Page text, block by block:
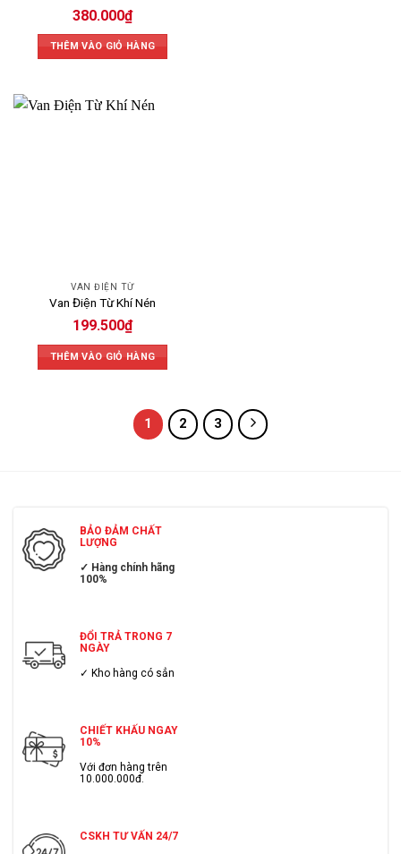
380.000₫
THÊM VÀO GIỎ HÀNG
VAN ĐIỆN TỪ
Van Điện Từ Khí Nén
199.500₫
THÊM VÀO GIỎ HÀNG
1 2 3
BẢO ĐẢM CHẤT
LƯỢNG
✓ Hàng chính hãng
100%
ĐỔI TRẢ TRONG 7
NGÀY
✓ Kho hàng có sẳn
CHIẾT KHẤU NGAY
10%
Với đơn hàng trên
10.000.000đ.
CSKH TƯ VẤN 24/7